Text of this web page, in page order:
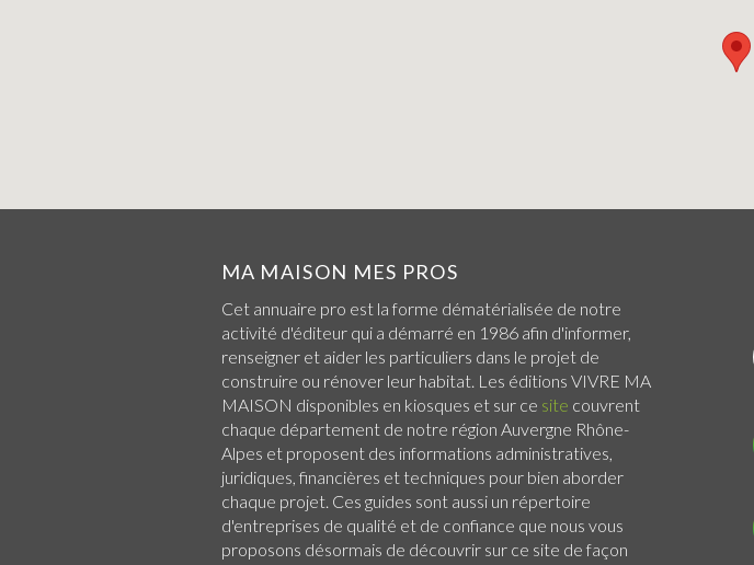
MA MAISON MES PROS
Cet annuaire pro est la forme dématérialisée de notre
activité d'éditeur qui a démarré en 1986 afin d'informer,
renseigner et aider les particuliers dans le projet de
construire ou rénover leur habitat. Les éditions VIVRE MA
MAISON disponibles en kiosques et sur ce site couvrent
chaque département de notre région Auvergne Rhône-
Alpes et proposent des informations administratives,
juridiques, financières et techniques pour bien aborder
chaque projet. Ces guides sont aussi un répertoire
d'entreprises de qualité et de confiance que nous vous
proposons désormais de découvrir sur ce site de façon